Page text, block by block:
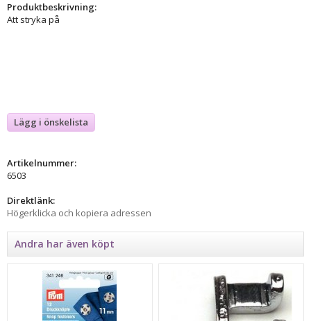
Produktbeskrivning:
Att stryka på
Lägg i önskelista
Artikelnummer:
6503
Direktlänk:
Högerklicka och kopiera adressen
Andra har även köpt